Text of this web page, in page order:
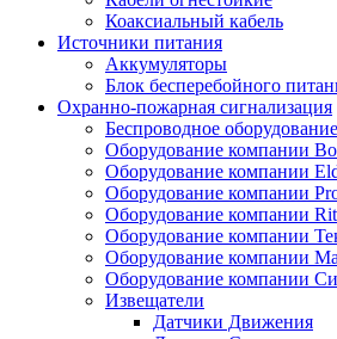
Коаксиальный кабель
Источники питания
Аккумуляторы
Блок бесперебойного
Охранно-пожарная сигнализация
Беспроводное оборудование
Оборудование компании
Оборудование компании
Оборудование компании
Оборудование компании
Оборудование компании
Оборудование компании
Оборудование компании
Извещатели
Датчики Движения